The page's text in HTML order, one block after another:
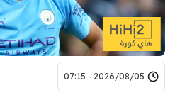
2026/08/05 - 07:15